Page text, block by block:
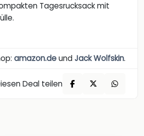
Tagesrucksack mit
amazon.deundJack Wolfskin.
Deal teilen